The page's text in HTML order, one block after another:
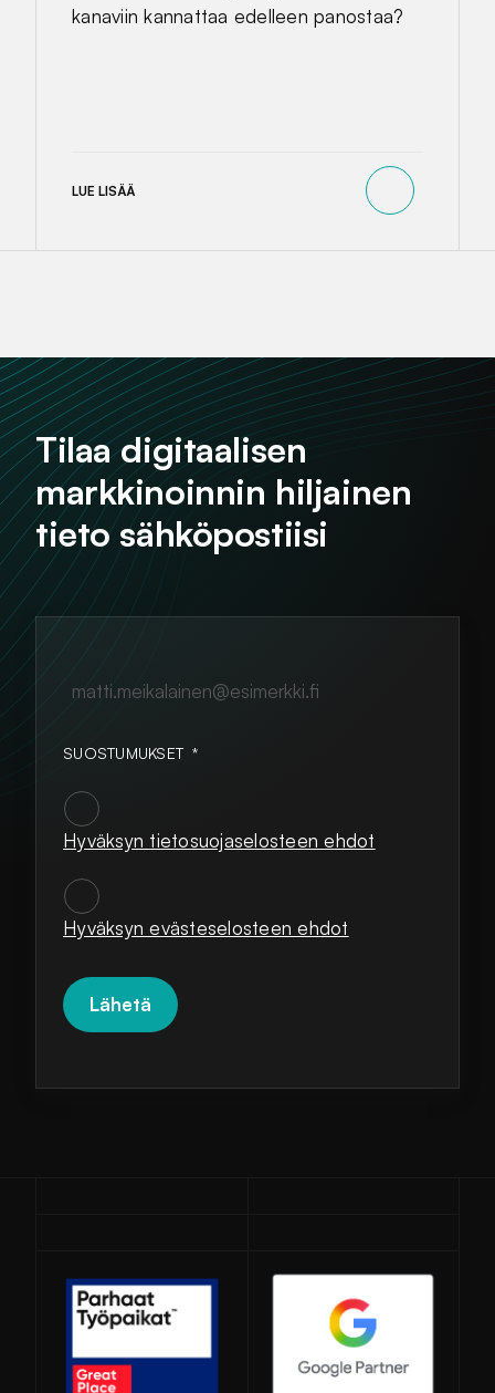
kanaviin kannattaa edelleen panostaa?
LUE LISÄÄ
Tilaa digitaalisen
markkinoinnin hiljainen
tieto sähköpostiisi
SUOSTUMUKSET *
Hyväksyn tietosuojaselosteen ehdot
SUOSTUMUKSET
Hyväksyn evästeselosteen ehdot